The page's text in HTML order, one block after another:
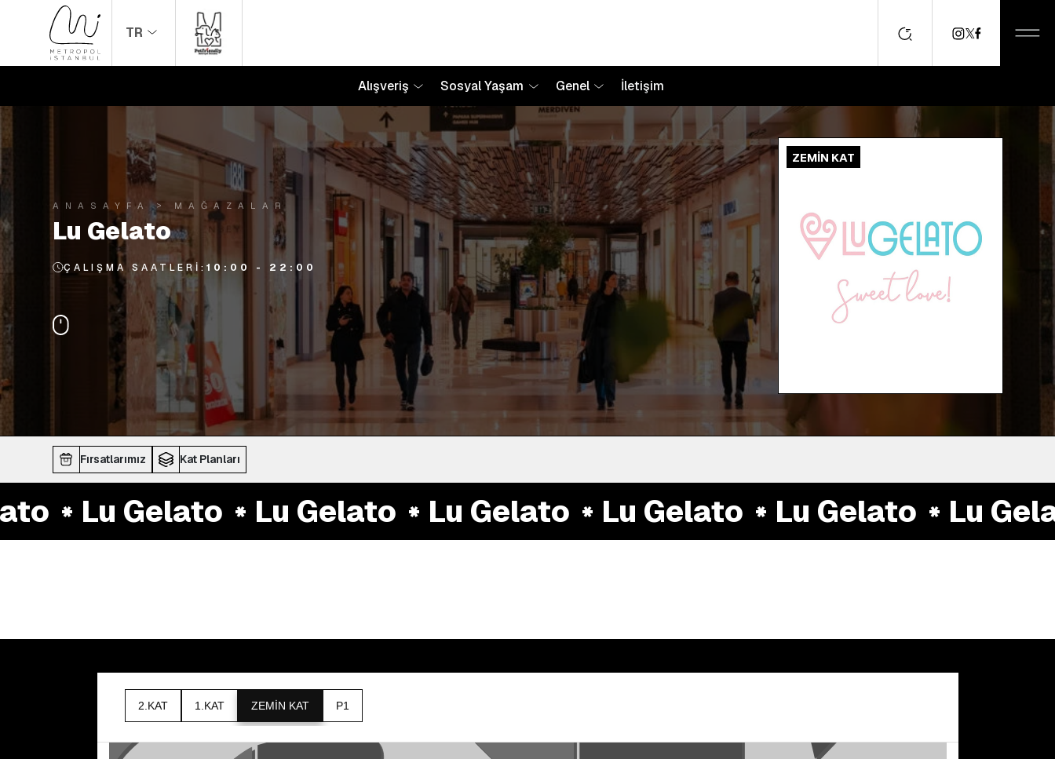
TR
Alışveriş Sosyal Yaşam Genel İletişim
ANASAYFA MAĞAZALAR
Lu Gelato
ÇALIŞMA SAATLERI: 10:00 - 22:00
ZEMİN KAT
Fırsatlarımız Kat Planları
Lu Gelato Lu Gelato Lu Gelato Lu Gelato Lu Gelato Lu